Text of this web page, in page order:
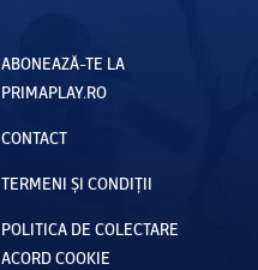
ABONEAZĂ-TE LA
PRIMAPLAY.RO
CONTACT
TERMENI ȘI CONDIȚII
POLITICA DE COLECTARE
ACORD COOKIE